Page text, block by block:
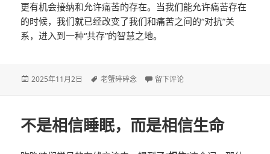
更有机会接纳和允许痛苦的存在。当我们能允许痛苦存在
的时候，我们就已经改变了我们和痛苦之间的“对抗”关
系，进入到一种“共存”的智慧之地。
发
2025年11月2日
标
老蟹碎碎念 于烦恼即菩提
留下评论
不是相信睡眠，而是相信生命